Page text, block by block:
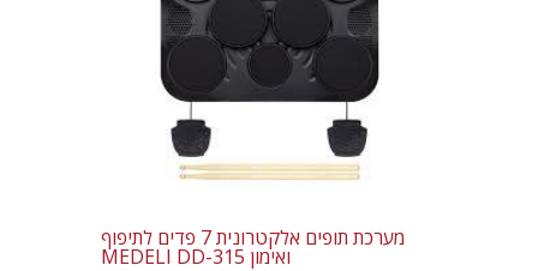
מערכת תופים אלקטרונית 7 פדים לתיפוף
ואימון MEDELI DD-315